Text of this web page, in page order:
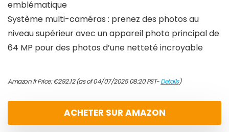
emblématique
Système multi-caméras : prenez des photos au
niveau supérieur avec un appareil photo principal de
64 MP pour des photos d’une netteté incroyable
Amazon.fr Price:€292.12(as of 04/07/2025 08:20 PST-Details)
ACHETER SUR AMAZON